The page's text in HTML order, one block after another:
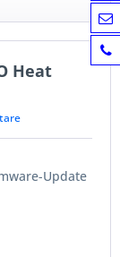
Heat
Update